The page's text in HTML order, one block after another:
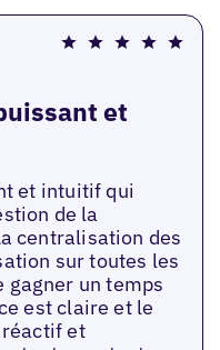
et
et intuitif qui
de la
centralisation des
sur toutes les
un temps
est claire et le
et